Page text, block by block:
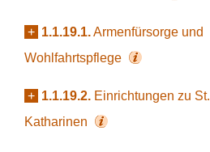
+ 1.1.19.1.Armenfürsorge und
Wohlfahrtspflege
+ 1.1.19.2. Einrichtungen zu St.
Katharinen